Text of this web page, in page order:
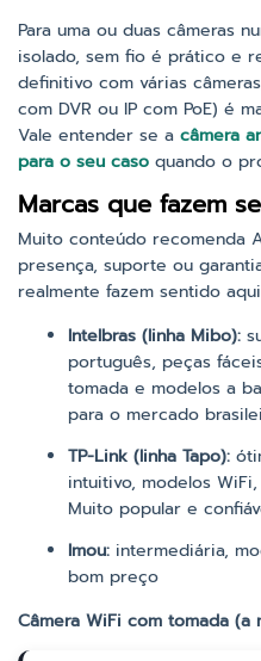
Para uma ou duas câmeras
isolado, sem fio é prático e
definitivo com várias
com DVR ou IP com PoE) é
Vale entender se a câmera
para o seu caso quando o
Marcas que fazem
Muito conteúdo recomenda
presença, suporte ou
realmente fazem sentido
Intelbras (linha Mibo):
português, peças
tomada e modelos a
para o mercado
TP-Link (linha Tapo):
intuitivo, modelos
Muito popular e
Imou: intermediária,
bom preço
Câmera WiFi com tomada (a